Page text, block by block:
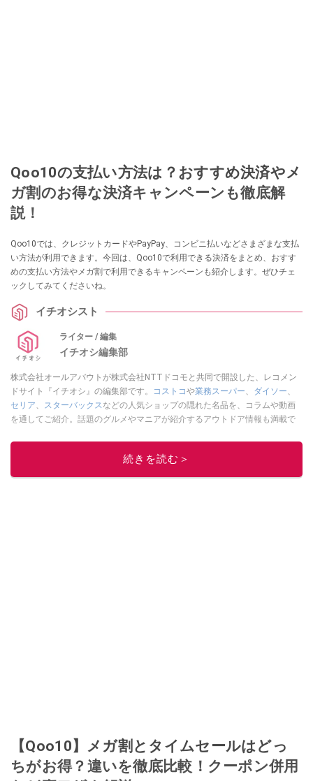
Qoo10の支払い方法は？おすすめ決済やメ
ガ割のお得な決済キャンペーンも徹底解
説！
Qoo10では、クレジットカードやPayPay、コンビニ払いなどさまざまな支払
い方法が利用できます。今回は、Qoo10で利用できる決済をまとめ、おすす
めの支払い方法やメガ割で利用できるキャンペーンも紹介します。ぜひチェ
ックしてみてくださいね。
イチオシスト
ライター / 編集
イチオシ編集部
株式会社オールアバウトが株式会社NTTドコモと共同で開設した、レコメン
ドサイト『イチオシ』の編集部です。
コストコや業務スーパー ダイソー
セリア
スターバックス などの人気ショップの隠れた名品を、コラムや動画
を通してご紹介。話題のグルメやマニアが紹介するアウトドア情報も満載で
レビューしています。毎日トレンド情報をお届けしているので、ぜひ
してください！続きを読む＞
【Qoo10】メガ割とタイムセールはどっ
ちがお得？違いを徹底比較！クーポン併用